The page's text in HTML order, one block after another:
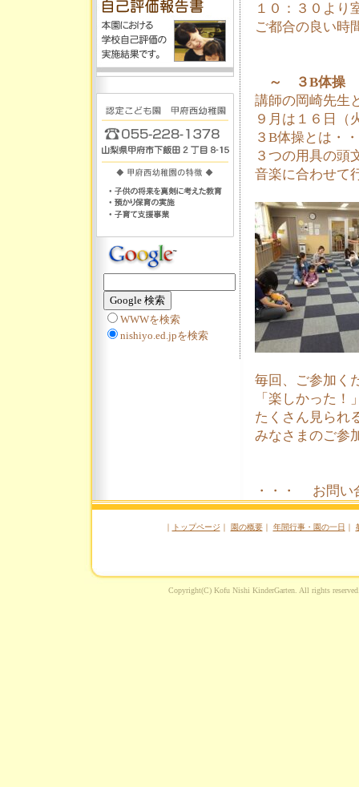
１０：３０より
ご都合の良い時
～ ３B体操
講師の岡崎先生
９月は１６日（
３B体操とは・
３つの用具の頭
音楽に合わせて
毎回、ご参加く
「楽しかった！
たくさん見られ
みなさまのご参
・・・ お問
WWWを検索
nishiyo.ed.jpを検索
｜ トップページ ｜ 園の概要｜ 年間行事・園の一日 ｜
Copyright(C) Kofu Nishi KinderGarten. All rights